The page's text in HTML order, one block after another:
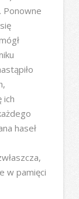
Ponowne
ich
haseł
w pamięci